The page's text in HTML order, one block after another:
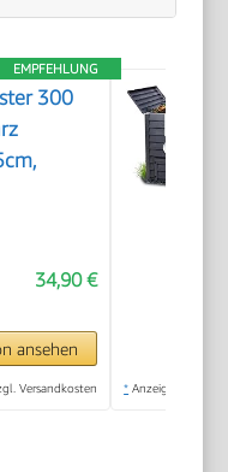
EMPFEHLUNG
300
34,90 €
ansehen
Versandkosten * Anzeige